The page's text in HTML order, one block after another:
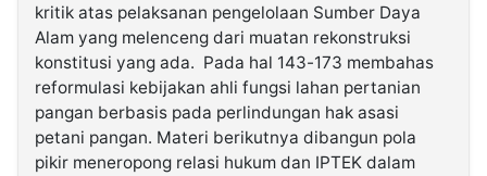
kritik atas pelaksanan pengelolaan Sumber Daya
Alam yang melenceng dari muatan rekonstruksi
konstitusi yang ada. Pada hal 143-173 membahas
reformulasi kebijakan ahli fungsi lahan pertanian
pangan berbasis pada perlindungan hak asasi
petani pangan. Materi berikutnya dibangun pola
pikir meneropong relasi hukum dan IPTEK dalam